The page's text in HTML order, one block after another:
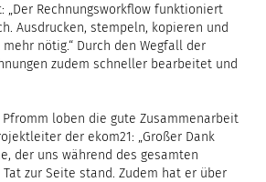
„Der Rechnungsworkflow funktioniert
Ausdrucken, stempeln, kopieren und
nötig.“ Durch den Wegfall der
zudem schneller bearbeitet und
loben die gute Zusammenarbeit
der ekom21: „Großer Dank
der uns während des gesamten
zur Seite stand. Zudem hat er über